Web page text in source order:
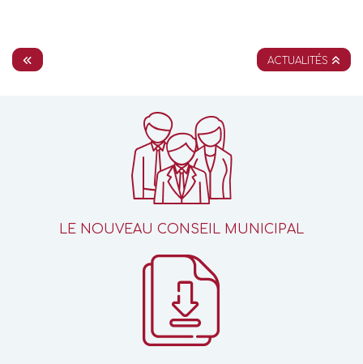
ACTUALITÉS
LE NOUVEAU CONSEIL MUNICIPAL